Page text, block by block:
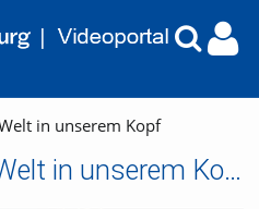
in unserem Kopf
BrAInWorlds: Die Welt in unserem Kopf